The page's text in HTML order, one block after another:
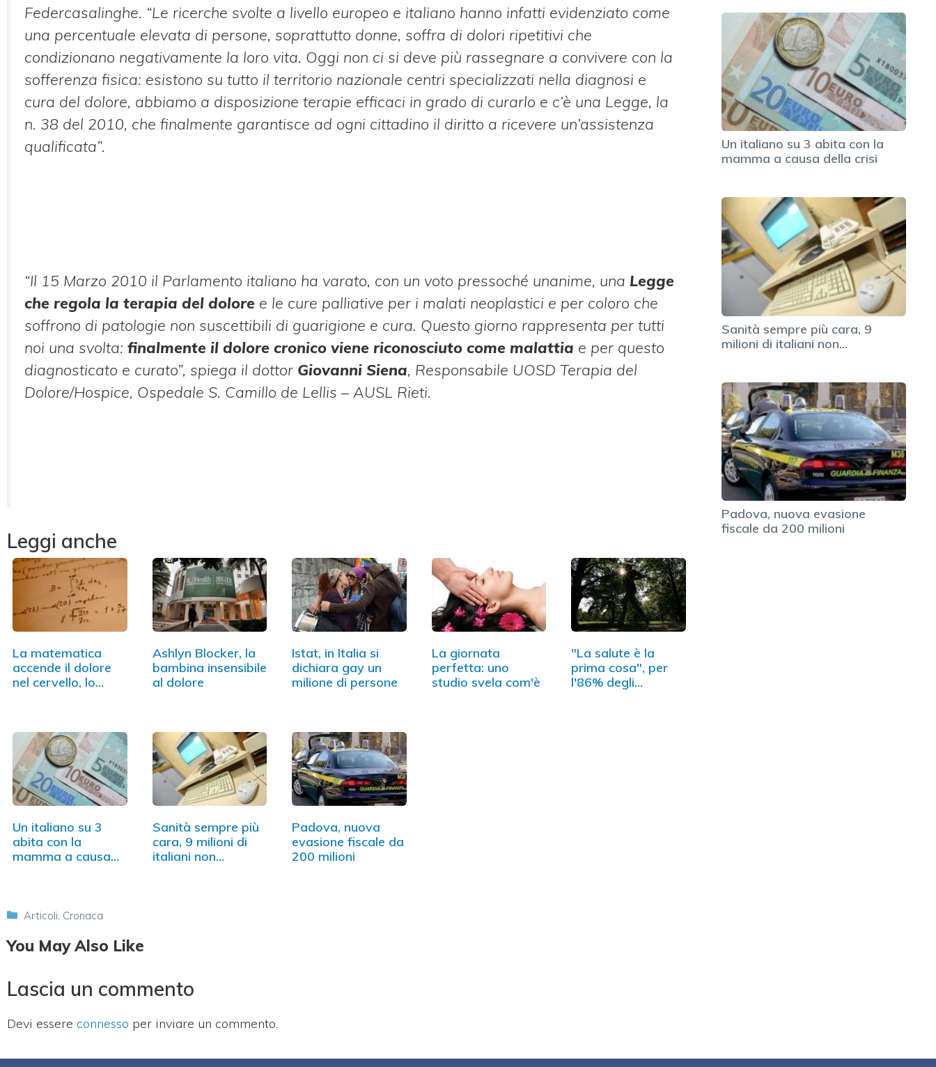
Federcasalinghe. “Le ricerche svolte a livello europeo e italiano hanno infatti evidenziato come
una percentuale elevata di persone, soprattutto donne, soffra di dolori ripetitivi che
condizionano negativamente la loro vita. Oggi non ci si deve più rassegnare a convivere con la
sofferenza fisica: esistono su tutto il territorio nazionale centri specializzati nella diagnosi e
cura del dolore, abbiamo a disposizione terapie efficaci in grado di curarlo e c’è una Legge, la
n. 38 del 2010, che finalmente garantisce ad ogni cittadino il diritto a ricevere un’assistenza
qualificata”.
“Il 15 Marzo 2010 il Parlamento italiano ha varato, con un voto pressoché unanime, una Legge
che regola la terapia del dolore e le cure palliative per i malati neoplastici e per coloro che
soffrono di patologie non suscettibili di guarigione e cura. Questo giorno rappresenta per tutti
noi una svolta: finalmente il dolore cronico viene riconosciuto come malattia e per questo
diagnosticato e curato”, spiega il dottor Giovanni Siena, Responsabile UOSD Terapia del
Dolore/Hospice, Ospedale S. Camillo de Lellis – AUSL Rieti.
Leggi anche
La matematica
accende il dolore
nel cervello, lo…
Ashlyn Blocker, la
bambina insensibile
al dolore
Istat, in Italia si
dichiara gay un
milione di persone
La giornata
perfetta: uno
studio svela com'è
"La salute è la
prima cosa", per
l'86% degli…
Un italiano su 3
abita con la
mamma a causa
Sanità sempre più
cara, 9 milioni di
italiani non…
Padova, nuova
evasione fiscale da
200 milioni
Categorie
Articoli Cronaca
You May Also Like
Lascia un commento
Devi essere connesso per inviare un commento.
Un italiano su 3 abita con la
mamma a causa della crisi
Sanità sempre più cara, 9
milioni di italiani non…
Padova, nuova evasione
fiscale da 200 milioni